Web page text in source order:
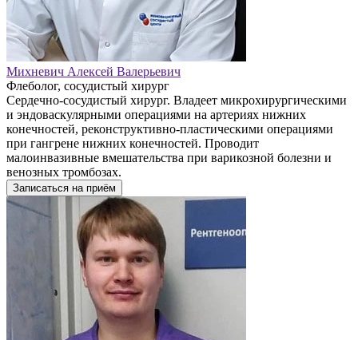
Михневич Алексей Валерьевич
Флеболог, сосудистый хирург
Сердечно-сосудистый хирург. Владеет микрохирургическими
и эндоваскулярными операциями на артериях нижних
конечностей, реконструктивно-пластическими операциями
при гангрене нижних конечностей. Проводит
малоинвазивные вмешательства при варикозной болезни и
венозных тромбозах.
Записаться на приём